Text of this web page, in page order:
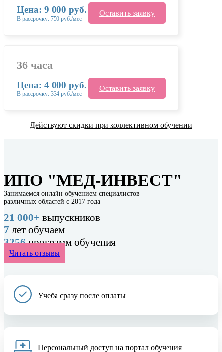
Цена: 9 000 руб.
В рассрочку: 750 руб./мес
Оставить заявку
36 часа
Цена: 4 000 руб.
В рассрочку: 334 руб./мес
Оставить заявку
Действуют скидки при коллективном обучении
ИПО "МЕД-ИНВЕСТ"
Занимаемся онлайн обучением специалистов
различных областей с 2017 года
21 000+ выпускников
7 лет обучаем
3256программ обучения
Читать отзывы
Учеба сразу после оплаты
Персональный доступ на портал обучения